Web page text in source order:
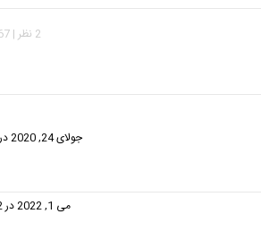
2 نظر | 2,567 بازدید
جولای 24, 2020 در 3:29 ق.ظ
می 1, 2022 در 11:42 ق.ظ